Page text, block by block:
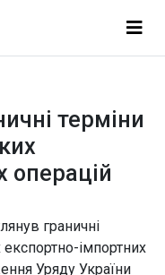
терміни
операцій
граничні
імпортних
Уряду України